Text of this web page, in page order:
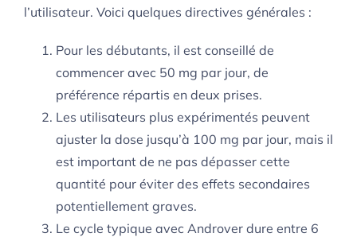
l’utilisateur. Voici quelques directives générales :
Pour les débutants, il est conseillé de
commencer avec 50 mg par jour, de
préférence répartis en deux prises.
Les utilisateurs plus expérimentés peuvent
ajuster la dose jusqu’à 100 mg par jour, mais il
est important de ne pas dépasser cette
quantité pour éviter des effets secondaires
potentiellement graves.
Le cycle typique avec Androver dure entre 6